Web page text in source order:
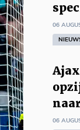
06
06